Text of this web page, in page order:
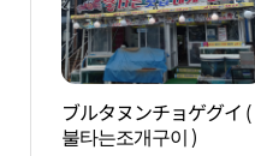
ブルタヌンチョゲグイ (
불타는조개구이 )